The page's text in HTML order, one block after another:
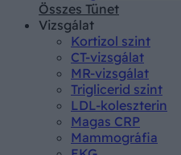
Összes Tünet
Vizsgálat
Kortizol szint
CT-vizsgálat
MR-vizsgálat
Triglicerid szint
LDL-koleszterin
Magas CRP
Mammográfia